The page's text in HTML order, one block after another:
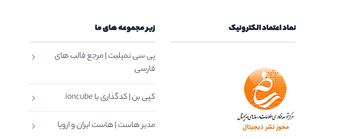
نماد اعتماد الکترونیک زیر مجموعه های ما
پی سی تمپلیت | مرجع قالب های
فارسی
کپی بن | کدگذاری با ioncube
مدیر هاست | هاست ایران و اروپا